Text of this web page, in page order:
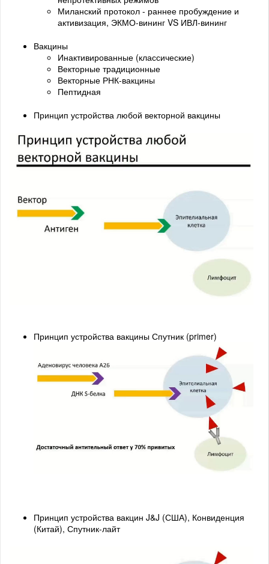
Миланский протокол - раннее пробуждение и
активизация, ЭКМО-вининг VS ИВЛ-вининг
Вакцины
Инактивированные (классические)
Векторные традиционные
Векторные РНК-вакцины
Пептидная
Принцип устройства любой векторной вакцины
Принцип устройства вакцины Спутник (primer)
Принцип устройства вакцин J&J (США), Конвиденция
(Китай), Спутник-лайт